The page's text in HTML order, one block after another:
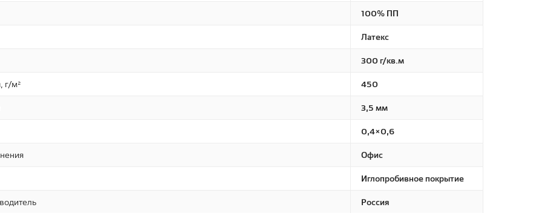
100% ПП
Латекс
300 г/кв.м
г/м² 450
3,5 мм
0,4×0,6
Офис
Иглопробивное покрытие
Россия